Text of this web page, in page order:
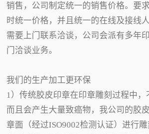
销售，公司制定统一的销售价格。要
时统一价格，并且统一的在线及接线
需要上门联系洽谈，公司会派有多年
门洽谈业务。
我们的生产加工更环保
1）传统胶皮印章在印章雕刻过程中，
而且会产生大量致癌物，我公司的胶
章面（经过ISO9002检测认证）进行雕